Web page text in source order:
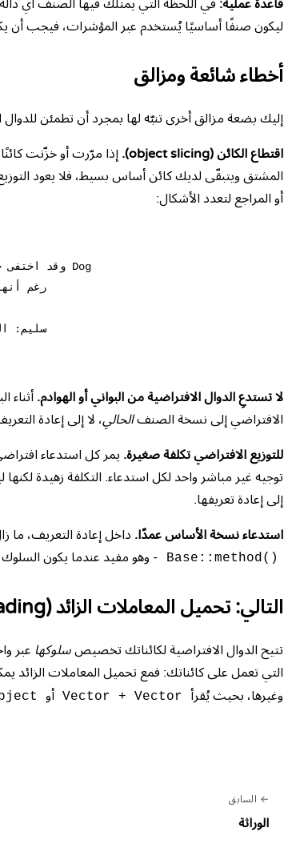
قاعدة عملية: في اللحظة التي يمتلك فيها الصنف أي
ليكون صنفًا أساسيًا يُستخدم عبر المؤشرات، فيجب أن
أخطاء شائعة ومزالق
إليك بضعة مزالق أخرى تنبّه لها بمجرد أن تطمئن للدوال
اقتطاع الكائن (object slicing). إذا مرّرت أو خزّنت
المشتق ويتبقّى لديك كائن أساس بسيط، فلا يعود
أو المراجع لتعدد الأشكال:
لا تستدعِ الدوال الافتراضية من البواني أو الهوادم. أثناء
الافتراضي إلى نسخة الصنفالحالي، لا إلى إعادة
للتوزيع الافتراضي تكلفة صغيرة.
توجيه غير مباشر واحد لكل استدعاء. التكلفة زهيدة
إلى إعادة تعريفها.
استدعاء نسخة الأساس عمدًا. داخل إعادة التعريف، ما
Base::method() - وهو مفيد عندما يكون
التالي: تحميل المعاملات الزائد (Operator Overloading)
تتيح الدوال الافتراضية لكائناتك تخصيص سلوكها عبر
التي تعمل على كائناتك: فمع تحميل المعاملات الزائد
وغيرها، بحيث يُقرأ Vector + Vector أو
السابق
الوراثة